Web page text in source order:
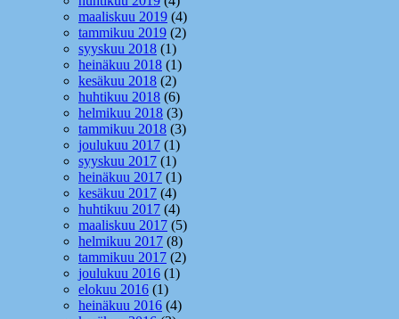
maaliskuu 2019 (4)
tammikuu 2019 (2)
syyskuu 2018 (1)
heinäkuu 2018 (1)
kesäkuu 2018 (2)
huhtikuu 2018 (6)
helmikuu 2018 (3)
tammikuu 2018 (3)
joulukuu 2017 (1)
syyskuu 2017 (1)
heinäkuu 2017 (1)
kesäkuu 2017 (4)
huhtikuu 2017 (4)
maaliskuu 2017 (5)
helmikuu 2017 (8)
tammikuu 2017 (2)
joulukuu 2016 (1)
elokuu 2016 (1)
heinäkuu 2016 (4)